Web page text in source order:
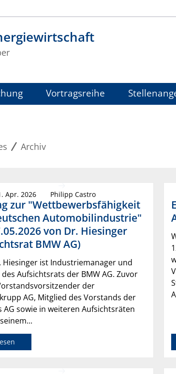
Vortragsreihe
Archiv
Apr. 2026 Philipp Castro
zur "Wettbewerbsfähigkeit
Automobilindustrie"
von Dr. Hiesinger
BMW AG)
Hiesinger ist Industriemanager und
Aufsichtsrats der BMW AG. Zuvor
der
AG, Mitglied des Vorstands der
AG sowie in weiteren Aufsichtsräten